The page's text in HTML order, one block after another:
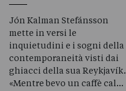
Jón Kalman Stefánsson
mette in versi le
inquietudini e i sogni della
contemporaneità visti dai
ghiacci della sua Reykjavík.
«Mentre bevo un caffè cal…